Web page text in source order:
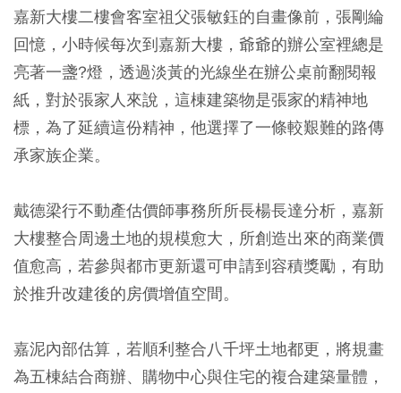
嘉新大樓二樓會客室祖父張敏鈺的自畫像前，張剛綸
回憶，小時候每次到嘉新大樓，爺爺的辦公室裡總是
亮著一盞?燈，透過淡黃的光線坐在辦公桌前翻閱報
紙，對於張家人來說，這棟建築物是張家的精神地
標，為了延續這份精神，他選擇了一條較艱難的路傳
承家族企業。
戴德梁行不動產估價師事務所所長楊長達分析，嘉新
大樓整合周邊土地的規模愈大，所創造出來的商業價
值愈高，若參與都市更新還可申請到容積獎勵，有助
於推升改建後的房價增值空間。
嘉泥內部估算，若順利整合八千坪土地都更，將規畫
為五棟結合商辦、購物中心與住宅的複合建築量體，